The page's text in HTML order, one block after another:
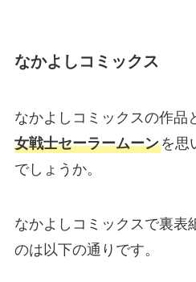
なかよしコミックス
なかよしコミックスの作品
女戦士セーラームーンを思
でしょうか。
なかよしコミックスで裏表
のは以下の通りです。